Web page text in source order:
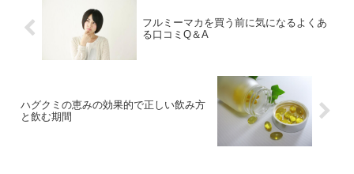
フルミーマカを買う前に気になるよくあ
る口コミQ＆A
ハグクミの恵みの効果的で正しい飲み方
と飲む期間